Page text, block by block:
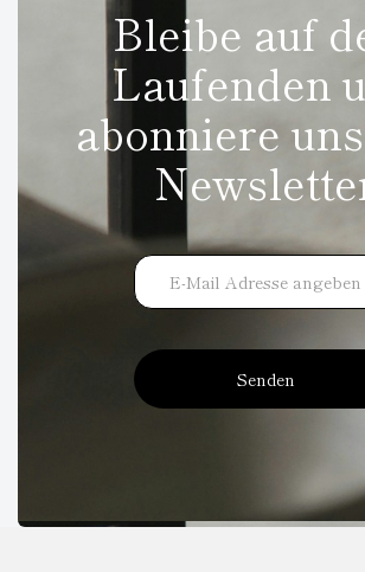
Bleibe auf
Laufenden
abonniere
Senden